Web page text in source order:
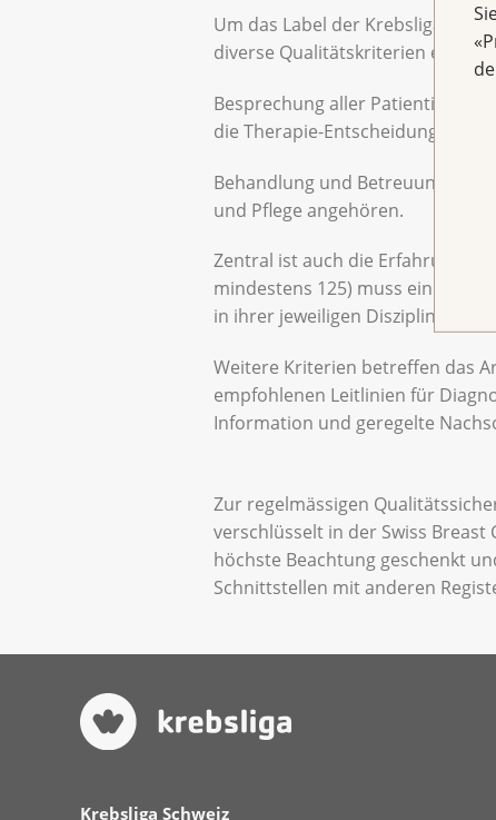
Um das Label der Krebsliga
diverse Qualitätskriterien
Besprechung aller Patientinnen
die Therapie-Entscheidungen
Behandlung und Betreuung
und Pflege angehören.
Zentral ist auch die Erfahrung
mindestens 125) muss ein
in ihrer jeweiligen Disziplin
Weitere Kriterien betreffen das
empfohlenen Leitlinien für
Information und geregelte
Zur regelmässigen
verschlüsselt in der Swiss Breast
höchste Beachtung geschenkt
Schnittstellen mit anderen
Krebsliga Schweiz